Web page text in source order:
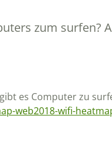
zum surfen?
es Computer zu
web2018-wifi-